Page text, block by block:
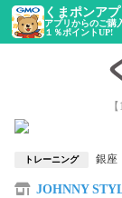
くまポンアプ
アプリからのご購
１％ポイントUP!
トレーニング 銀座
JOHNNY